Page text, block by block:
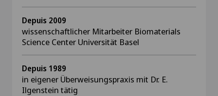
Depuis 2009
wissenschaftlicher Mitarbeiter Biomaterials
Science Center Universität Basel
Depuis 1989
in eigener Überweisungspraxis mit Dr. E.
Ilgenstein tätig